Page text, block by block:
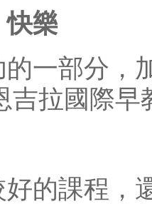
快樂
一部分，
吉拉國際早
好的課程，